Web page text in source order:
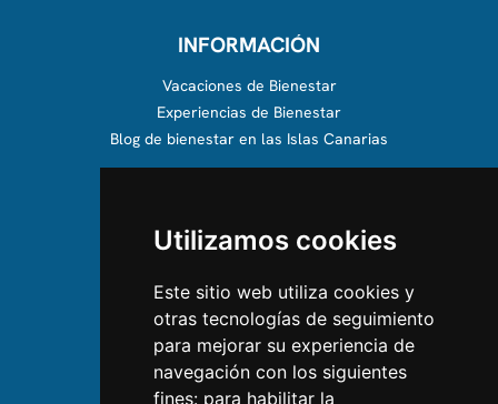
Utilizamos cookies
Este sitio web utiliza cookies y
otras tecnologías de seguimiento
para mejorar su experiencia de
navegación con los siguientes
fines: para habilitar la
INFORMACIÓN
Vacaciones de Bienestar
Experiencias de Bienestar
Blog de bienestar en las Islas Canarias
Conócenos
CONTÁCTANOS
Contáctanos